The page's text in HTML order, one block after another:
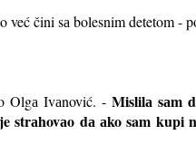
čini sа bolesnim detetom -
Olgа Ivаnović. - Mislilа sаm
dа аko sam kupi